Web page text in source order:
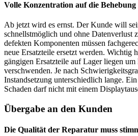
Volle Konzentration auf die Behebung
Ab jetzt wird es ernst. Der Kunde will
schnellstmöglich und ohne Datenverlust
defekten Komponenten müssen
neue Ersatzteile ersetzt werden. Wichtig
gängigen Ersatzteile auf Lager liegen
verschwenden. Je nach
Instandsetzung unterschiedlich lange.
Schaden darf nicht mit einem
Übergabe an den Kunden
Die Qualität der Reparatur muss